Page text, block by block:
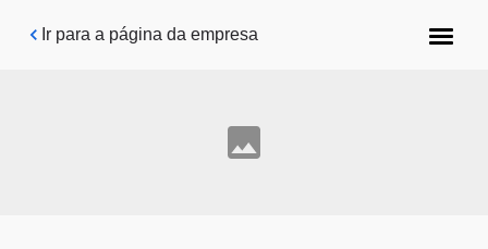
Pular para o conteúdo principal
Ir para a página da empresa